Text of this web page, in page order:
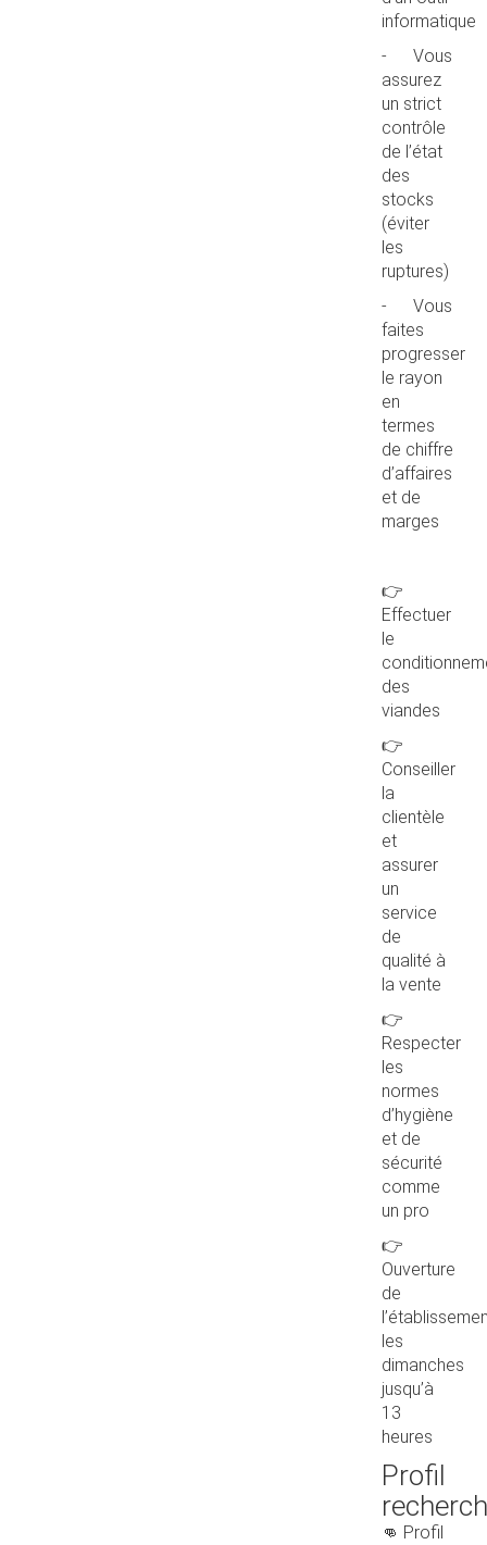
informatique
- Vous
assurez
un strict
contrôle
de l’état
des
stocks
(éviter
les
ruptures)
- Vous
faites
progresser
le rayon
en
termes
de chiffre
d’affaires
et de
marges
👉
Effectuer
le
des
viandes
👉
Conseiller
la
clientèle
et
assurer
un
service
de
qualité à
la vente
👉
Respecter
les
normes
d’hygiène
et de
sécurité
comme
un pro
👉
Ouverture
de
les
dimanches
jusqu’à
13
heures
Profil
👊 Profil